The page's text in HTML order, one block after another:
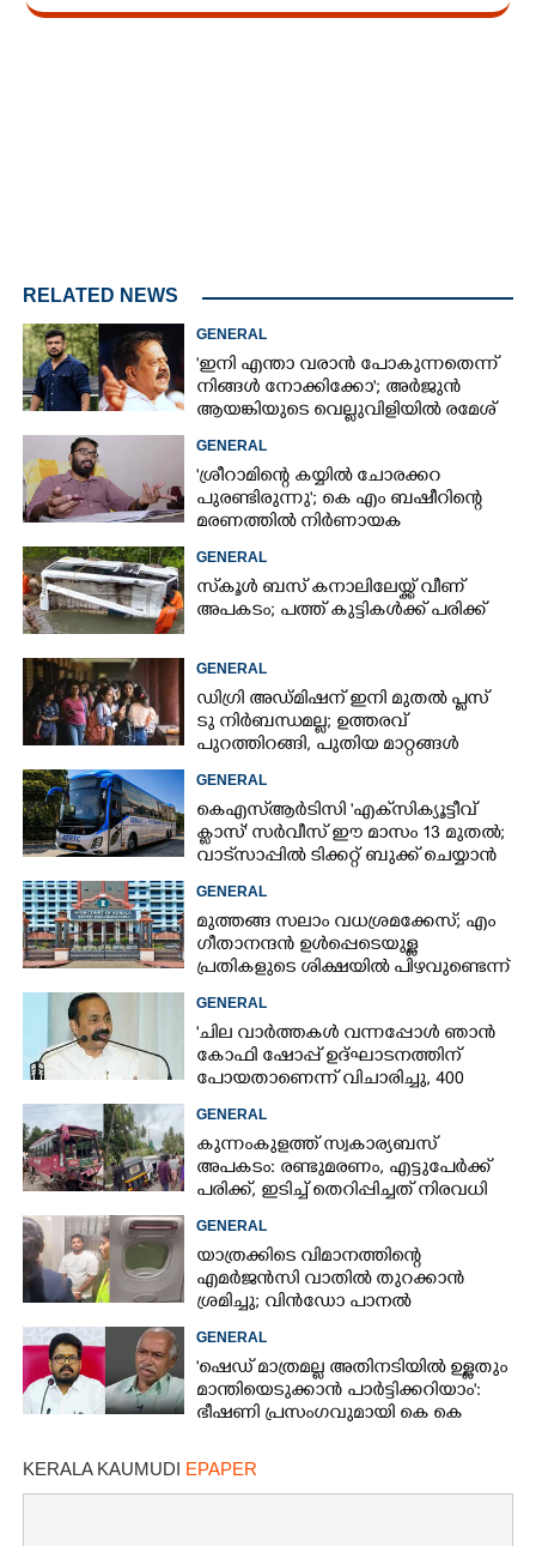
RELATED NEWS
GENERAL
'ഇനി എന്താ വരാൻ പോകുന്നതെന്ന്
നിങ്ങൾ നോക്കിക്കോ'; അർജുൻ
ആയങ്കിയുടെ വെല്ലുവിളിയിൽ രമേശ്
GENERAL
'ശ്രീറാമിന്റെ കയ്യിൽ ചോരക്കറ
പുരണ്ടിരുന്നു'; കെ എം ബഷീറിന്റെ
മരണത്തിൽ നിർണായക
GENERAL
സ്‌കൂൾ ബസ് കനാലിലേയ്ക്ക് വീണ്
അപകടം; പത്ത് കുട്ടികൾക്ക് പരിക്ക്
GENERAL
ഡിഗ്രി അഡ്മിഷന് ഇനി മുതൽ പ്ലസ്
ടു നിർബന്ധമല്ല; ഉത്തരവ്
പുറത്തിറങ്ങി, പുതിയ മാറ്റങ്ങൾ
GENERAL
കെഎസ്‌ആർടിസി 'എക്‌സിക്യൂട്ടീവ്
ക്ളാസ്' സർവീസ് ഈ മാസം 13 മുതൽ;
വാട്‌സാപ്പിൽ ടിക്കറ്റ് ബുക്ക് ചെയ്യാൻ
GENERAL
മുത്തങ്ങ സലാം വധശ്രമക്കേസ്; എം
ഗീതാനന്ദൻ ഉൾപ്പെടെയുള്ള
പ്രതികളുടെ ശിക്ഷയിൽ പിഴവുണ്ടെന്ന്
GENERAL
'ചില വാർത്തകൾ വന്നപ്പോൾ ഞാൻ
കോഫി ഷോപ്പ് ഉദ്ഘാടനത്തിന്
പോയതാണെന്ന് വിചാരിച്ചു, 400
GENERAL
കുന്നംകുളത്ത് സ്വകാര്യബസ്
അപകടം: രണ്ടുമരണം, എട്ടുപേർക്ക്
പരിക്ക്, ഇടിച്ച് തെറിപ്പിച്ചത് നിരവധി
GENERAL
യാത്രക്കിടെ വിമാനത്തിന്റെ
എമർജൻസി വാതിൽ തുറക്കാൻ
ശ്രമിച്ചു; വിൻഡോ പാനൽ
നെടുമ്പാശേരിയിൽ മലയാളി
അറസ്റ്റിൽ
GENERAL
'ഷെഡ് മാത്രമല്ല അതിനടിയിൽ ഉള്ളതും
മാന്തിയെടുക്കാൻ പാർട്ടിക്കറിയാം':
ഭീഷണി പ്രസംഗവുമായി കെ കെ
KERALA KAUMUDI EPAPER